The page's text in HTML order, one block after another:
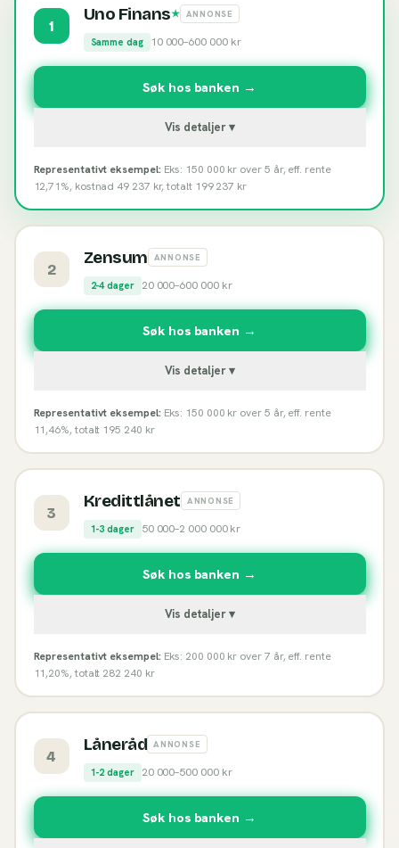
1
Uno Finans★ ANNONSE
Samme dag 10 000–600 000kr
Søk hos banken →
Vis detaljer ▾
Representativt eksempel: Eks: 150 000 kr over 5 år, eff. rente
12,71%, kostnad 49 237 kr, totalt 199 237 kr
2
Zensum ANNONSE
2-4 dager 20 000–600 000kr
Søk hos banken →
Vis detaljer ▾
Representativt eksempel: Eks: 150 000 kr over 5 år, eff. rente
11,46%, totalt 195 240 kr
3
Kredittlånet ANNONSE
1-3 dager 50 000–2 000 000kr
Søk hos banken →
Vis detaljer ▾
Representativt eksempel: Eks: 200 000 kr over 7 år, eff. rente
11,20%, totalt 282 240 kr
4
Låneråd ANNONSE
1-2 dager 20 000–500 000kr
Søk hos banken →